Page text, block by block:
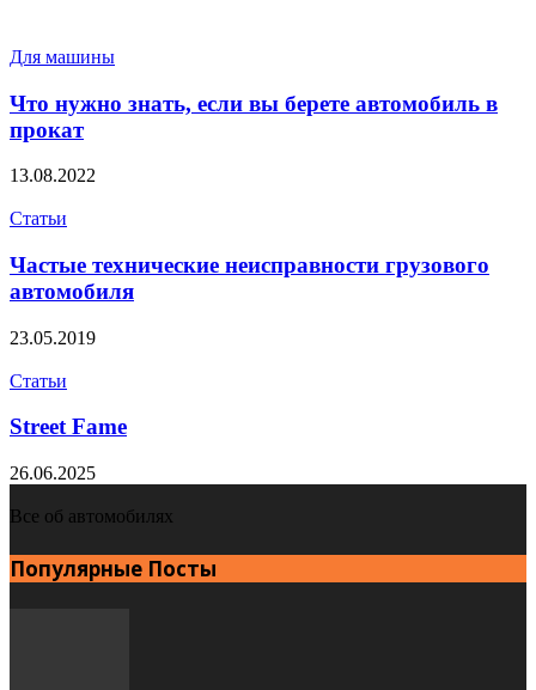
Для машины
Что нужно знать, если вы берете автомобиль в
прокат
13.08.2022
Статьи
Частые технические неисправности грузового
автомобиля
23.05.2019
Статьи
Street Fame
26.06.2025
Все об автомобилях
Популярные Посты